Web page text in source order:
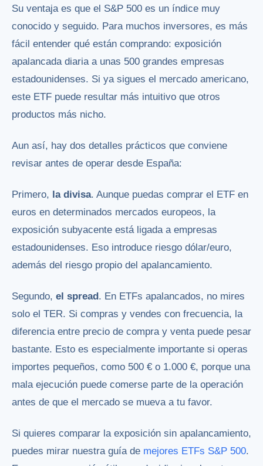
Su ventaja es que el S&P 500 es un índice muy
conocido y seguido. Para muchos inversores, es más
fácil entender qué están comprando: exposición
apalancada diaria a unas 500 grandes empresas
estadounidenses. Si ya sigues el mercado americano,
este ETF puede resultar más intuitivo que otros
productos más nicho.
Aun así, hay dos detalles prácticos que conviene
revisar antes de operar desde España:
Primero, la divisa. Aunque puedas comprar el ETF en
euros en determinados mercados europeos, la
exposición subyacente está ligada a empresas
estadounidenses. Eso introduce riesgo dólar/euro,
además del riesgo propio del apalancamiento.
Segundo, el spread. En ETFs apalancados, no mires
solo el TER. Si compras y vendes con frecuencia, la
diferencia entre precio de compra y venta puede pesar
bastante. Esto es especialmente importante si operas
importes pequeños, como 500 € o 1.000 €, porque una
mala ejecución puede comerse parte de la operación
antes de que el mercado se mueva a tu favor.
Si quieres comparar la exposición sin apalancamiento,
puedes mirar nuestra guía de mejores ETFs S&P 500.